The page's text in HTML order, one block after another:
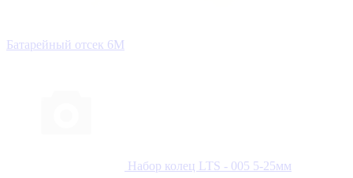
Батарейный отсек 6М
Набор колец LTS - 005 5-25мм